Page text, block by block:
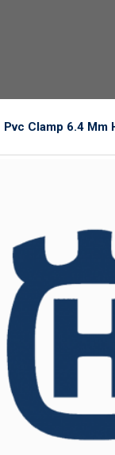
Pvc Clamp 6.4 Mm